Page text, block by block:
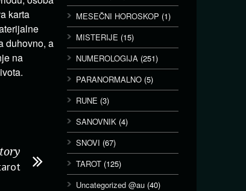
karta
duhovno, a
na
MESEČNI HOROSKOP (1)
MISTERIJE (15)
NUMEROLOGIJA (251)
PARANORMALNO (5)
RUNE (3)
SANOVNIK (4)
SNOVI (67)
TAROT (125)
Uncategorized @au (40)